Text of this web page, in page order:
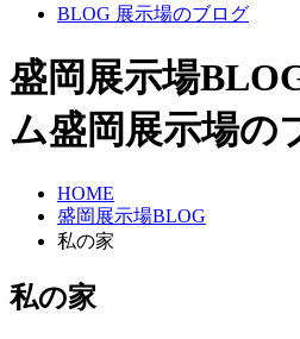
BLOG 展示場のブログ
盛岡展示場
ム盛岡展示場の
HOME
盛岡展示場BLOG
私の家
私の家